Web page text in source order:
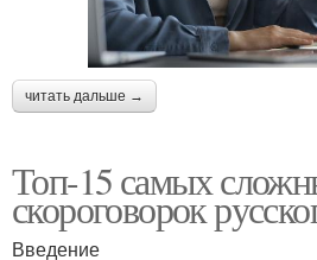
читать дальше →
Топ-15 самых
скороговорок
Введение